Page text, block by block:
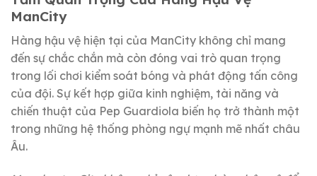
ManCity
Hàng hậu vệ hiện tại của ManCity không chỉ mang
đến sự chắc chắn mà còn đóng vai trò quan trọng
trong lối chơi kiểm soát bóng và phát động tấn công
của đội. Sự kết hợp giữa kinh nghiệm, tài năng và
chiến thuật của Pep Guardiola biến họ trở thành một
trong những hệ thống phòng ngự mạnh mẽ nhất châu
Âu.